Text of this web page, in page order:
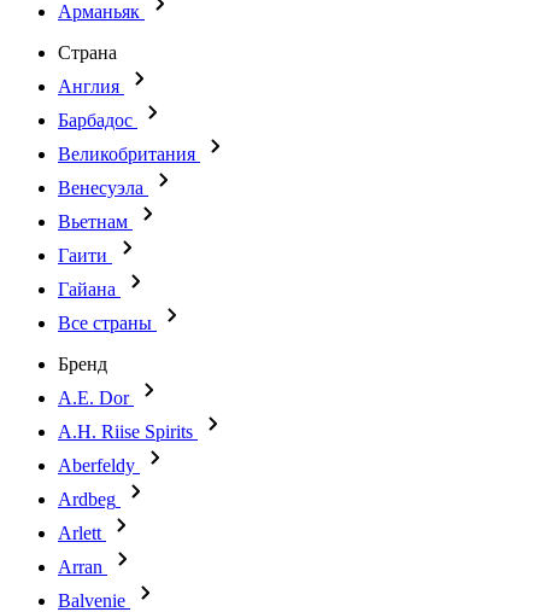
Арманьяк
Страна
Англия
Барбадос
Великобритания
Венесуэла
Вьетнам
Гаити
Гайана
Все страны
Бренд
A.E. Dor
A.H. Riise Spirits
Aberfeldy
Ardbeg
Arlett
Arran
Balvenie